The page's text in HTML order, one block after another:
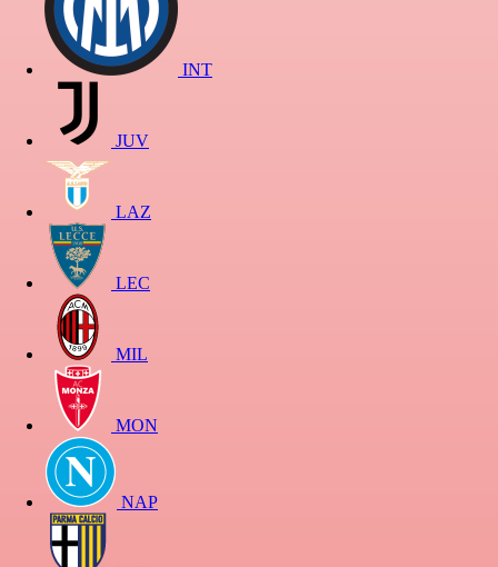
INT
JUV
LAZ
LEC
MIL
MON
NAP